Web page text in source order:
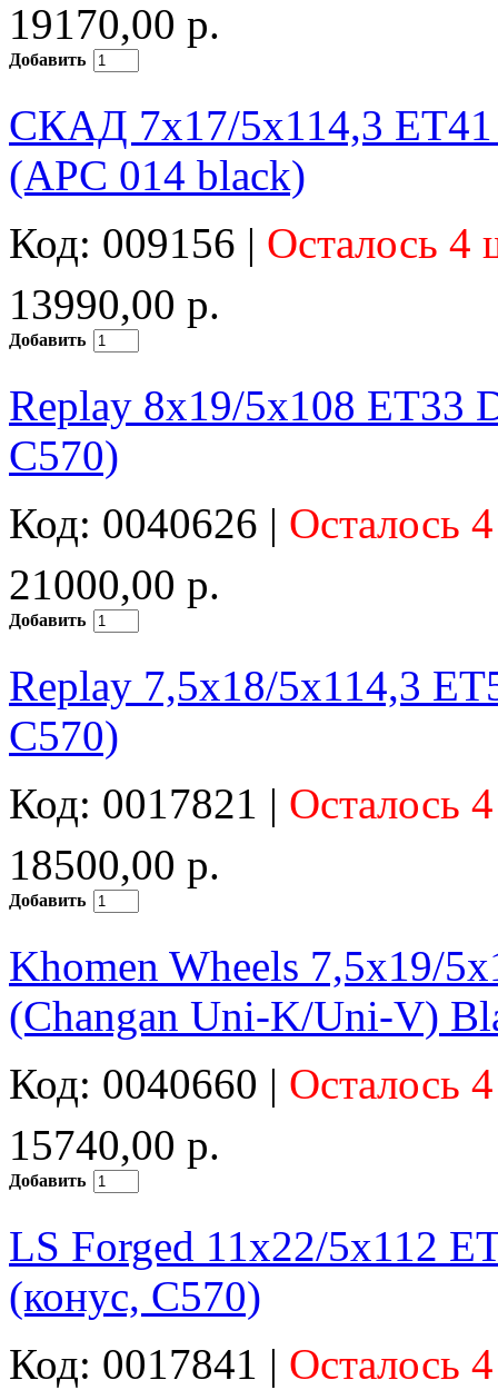
19170,00 р.
Добавить
СКАД 7x17/5x114,3
(АРС 014 black)
Код: 009156 | Осталось 4
13990,00 р.
Добавить
Replay 8x19/5x108 ET33
C570)
Код: 0040626 | Осталось
21000,00 р.
Добавить
Replay 7,5x18/5x114,3
C570)
Код: 0017821 | Осталось
18500,00 р.
Добавить
Khomen Wheels 7,5x19/
(Changan Uni-K/Uni-V)
Код: 0040660 | Осталось
15740,00 р.
Добавить
LS Forged 11x22/5x112
(конус, C570)
Код: 0017841 | Осталось